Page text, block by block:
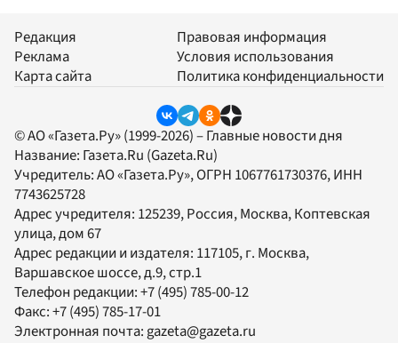
Редакция
Реклама
Карта сайта
Правовая информация
Условия использования
Политика конфиденциальности
© АО «Газета.Ру» (1999-2026) – Главные новости дня
Название: Газета.Ru (Gazeta.Ru)
Учредитель:АО «Газета.Ру», ОГРН 1067761730376, ИНН
7743625728
Адрес учредителя: 125239, Россия, Москва, Коптевская
улица, дом 67
Адрес редакции и издателя: 117105, г. Москва,
Варшавское шоссе, д.9, стр.1
Телефон редакции:+7 (495) 785-00-12
Факс:+7 (495) 785-17-01
Электронная почта: gazeta@gazeta.ru